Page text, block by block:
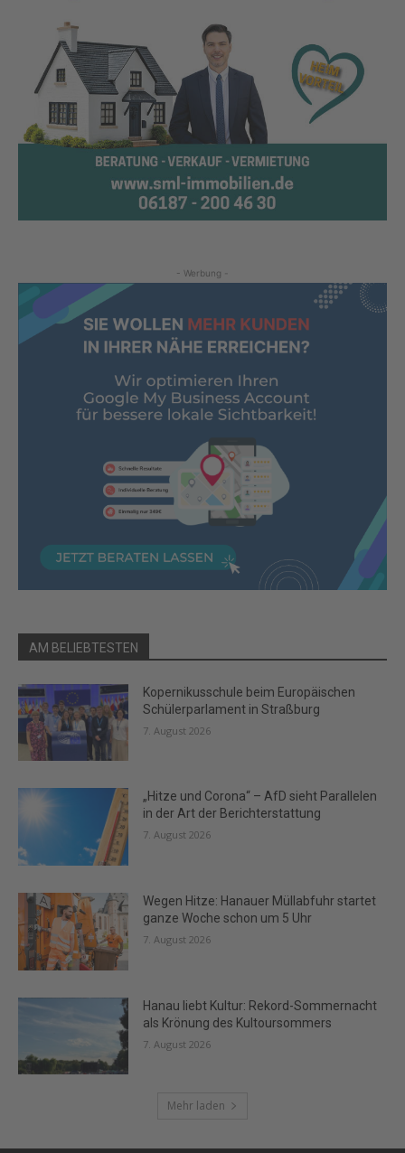
- Werbung -
AM BELIEBTESTEN
Kopernikusschule beim Europäischen
Schülerparlament in Straßburg
7. August 2026
„Hitze und Corona“ – AfD sieht Parallelen
in der Art der Berichterstattung
7. August 2026
Wegen Hitze: Hanauer Müllabfuhr startet
ganze Woche schon um 5 Uhr
7. August 2026
Hanau liebt Kultur: Rekord-Sommernacht
als Krönung des Kultoursommers
7. August 2026
Mehr laden